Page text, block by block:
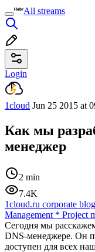
All streams
Login
1cloud Jun 25 2015 at
Как мы
менеджер
2 min
7.4K
1cloud.ru corporate blog
Management * Project
Сегодня мы
DNS-менеджере. Он
доступен для всех